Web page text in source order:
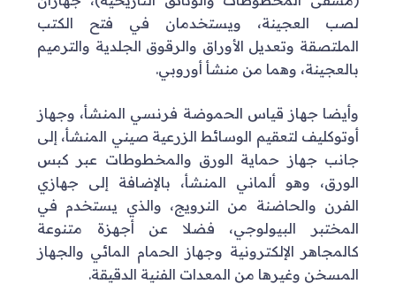
لصب العجينة، ويستخدمان في فتح الكتب
الملتصقة وتعديل الأوراق والرقوق الجلدية والترميم
بالعجينة، وهما من منشأ أوروبي.
وأيضا جهاز قياس الحموضة فرنسي المنشأ، وجهاز
أوتوكليف لتعقيم الوسائط الزرعية صيني المنشأ، إلى
جانب جهاز حماية الورق والمخطوطات عبر كبس
الورق، وهو ألماني المنشأ، بالإضافة إلى جهازي
الفرن والحاضنة من النرويج، والذي يستخدم في
المختبر البيولوجي، فضلا عن أجهزة متنوعة
كالمجاهر الإلكترونية وجهاز الحمام المائي والجهاز
المسخن وغيرها من المعدات الفنية الدقيقة.